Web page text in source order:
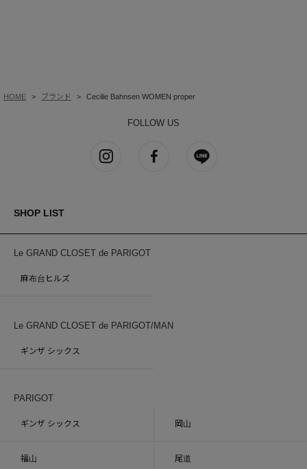
HOME ブランド Cecilie Bahnsen WOMEN proper
FOLLOW US
SHOP LIST
Le GRAND CLOSET de PARIGOT
麻布台ヒルズ
Le GRAND CLOSET de PARIGOT/MAN
ギンザ シックス
PARIGOT
ギンザ シックス 岡山
福山 尾道